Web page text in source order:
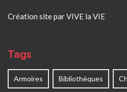
Création site par VIVE la VIE
Tags
Armoires Bibliothèques